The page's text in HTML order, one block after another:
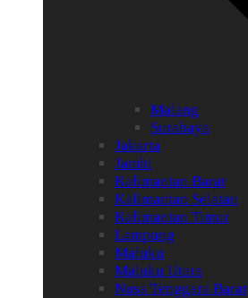
Malang
Surabaya
Jakarta
Jambi
Kalimantan Barat
Kalimantan Selatan
Kalimantan Timur
Lampung
Maluku
Maluku Utara
Nusa Tenggara Barat